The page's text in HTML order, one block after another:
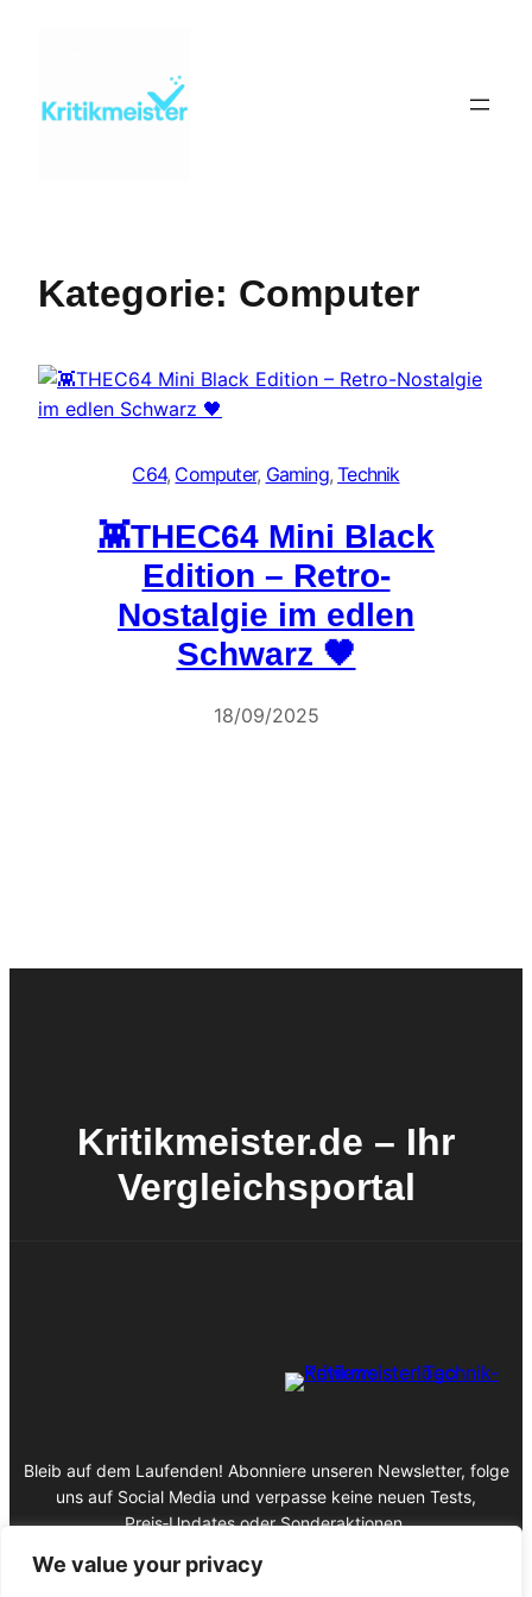
We value your privacy
Kategorie: Computer
C64, Computer, Gaming, Technik
👾THEC64 Mini Black
Edition – Retro-
Nostalgie im edlen
Schwarz 🖤
18/09/2025
Kritikmeister.de – Ihr
Vergleichsportal
Bleib auf dem Laufenden! Abonniere unseren Newsletter, folge
uns auf Social Media und verpasse keine neuen Tests,
Preis‑Updates oder Sonderaktionen.